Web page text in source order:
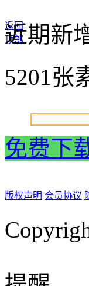
返回
顶部
近期新
5201张
免费下
版权声明 会员协议